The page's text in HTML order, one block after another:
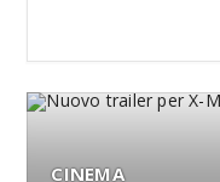
CINEMA